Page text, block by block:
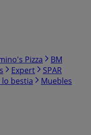
Pizza
BM
Expert
SPAR
lo bestia
Muebles